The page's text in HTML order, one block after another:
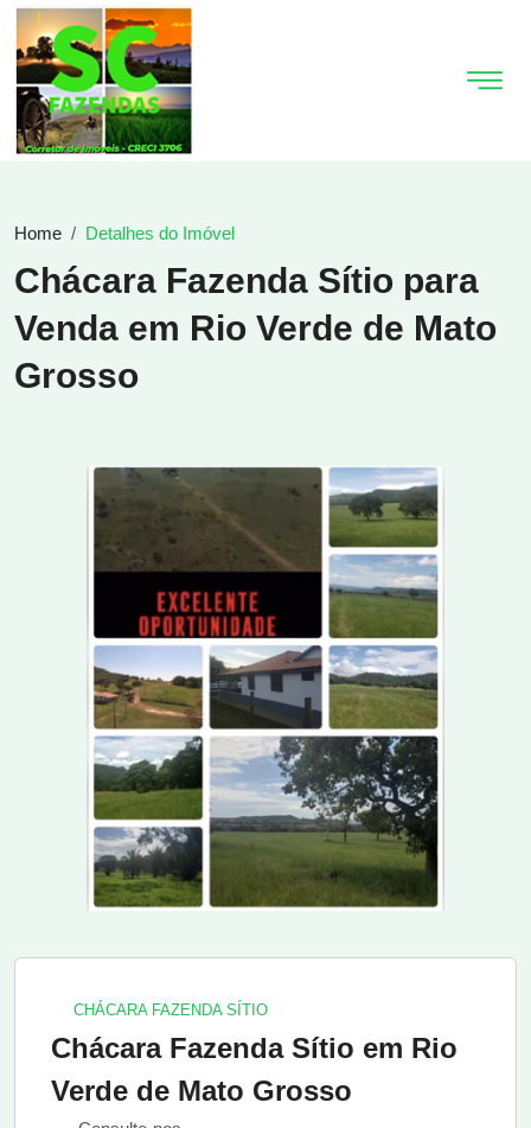
Home Detalhes do Imóvel
Chácara Fazenda Sítio para
Venda em Rio Verde de Mato
Grosso
CHÁCARA FAZENDA SÍTIO
Chácara Fazenda Sítio em Rio
Verde de Mato Grosso